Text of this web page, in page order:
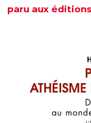
paru aux